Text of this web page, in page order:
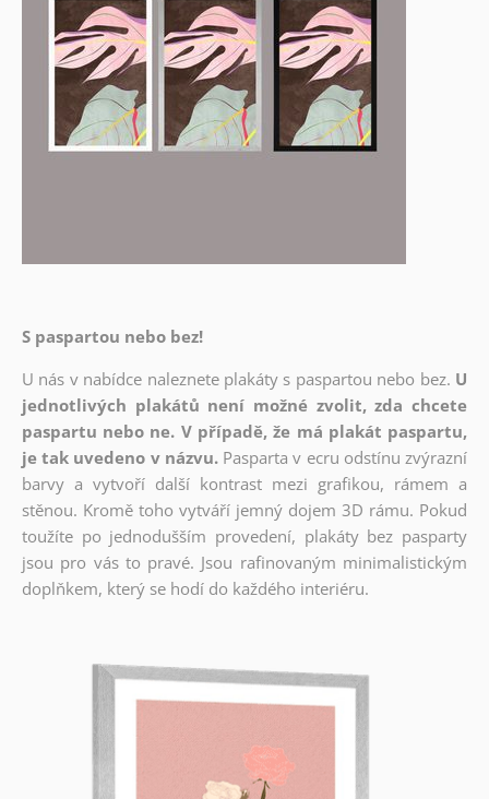
S paspartou nebo bez!
U nás v nabídce naleznete plakáty s paspartou nebo bez. U
jednotlivých plakátů není možné zvolit, zda chcete
paspartu nebo ne. V případě, že má plakát paspartu,
je tak uvedeno v názvu. Pasparta v ecru odstínu zvýrazní
barvy a vytvoří další kontrast mezi grafikou, rámem a
stěnou. Kromě toho vytváří jemný dojem 3D rámu. Pokud
toužíte po jednodušším provedení, plakáty bez pasparty
jsou pro vás to pravé. Jsou rafinovaným minimalistickým
doplňkem, který se hodí do každého interiéru.